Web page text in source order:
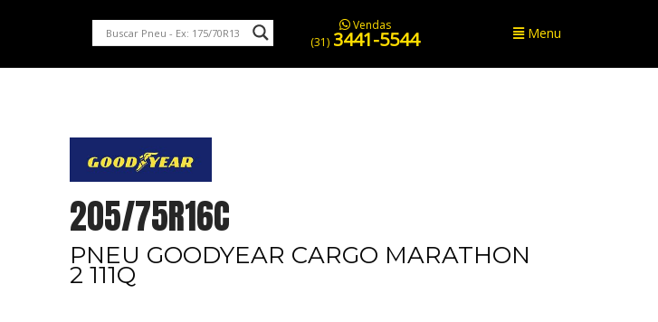
Vendas
(31) 3441-5544 Menu
205/75R16C
PNEU GOODYEAR CARGO MARATHON
2 111Q